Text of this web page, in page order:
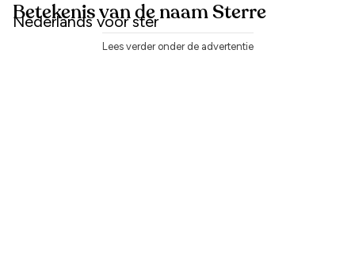
Betekenis van de naam Sterre
Nederlands voor ster
Lees verder onder de advertentie